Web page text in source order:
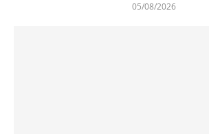
05/08/2026